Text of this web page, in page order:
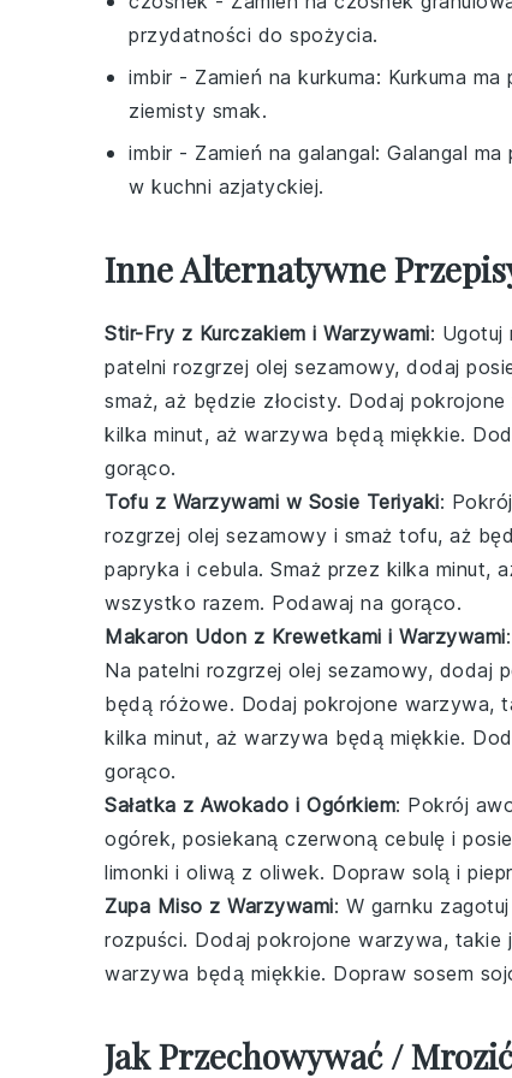
przydatności do spożycia.
imbir - Zamień na kurkuma: Kurkuma
ziemisty smak.
imbir - Zamień na galangal: Galangal
w kuchni azjatyckiej.
Inne Alternatywne
Stir-Fry z Kurczakiem i Warzywami: Ugotuj
patelni rozgrzej olej sezamowy, dodaj
smaż, aż będzie złocisty. Dodaj
kilka minut, aż warzywa będą miękkie.
gorąco.
Tofu z Warzywami w Sosie Teriyaki:
rozgrzej olej sezamowy i smaż tofu, aż
papryka i cebula. Smaż przez kilka minut,
wszystko razem. Podawaj na gorąco.
Makaron Udon z Krewetkami i Warzywami
Na patelni rozgrzej olej sezamowy, dodaj
będą różowe. Dodaj pokrojone warzywa,
kilka minut, aż warzywa będą miękkie.
gorąco.
Sałatka z Awokado i Ogórkiem: Pokrój
ogórek, posiekaną czerwoną cebulę i
limonki i oliwą z oliwek. Dopraw solą i
Zupa Miso z Warzywami: W garnku
rozpuści. Dodaj pokrojone warzywa, takie
warzywa będą miękkie. Dopraw sosem
Jak Przechowywać /